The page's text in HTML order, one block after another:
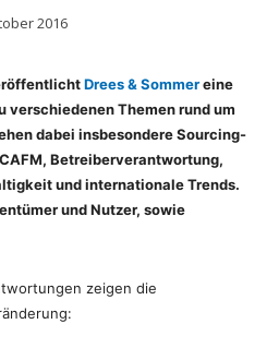
2016
Drees & Sommereine
verschiedenen Themen rund um
dabei insbesondere Sourcing-
Betreiberverantwortung,
und internationale Trends.
und Nutzer, sowie
zeigen die